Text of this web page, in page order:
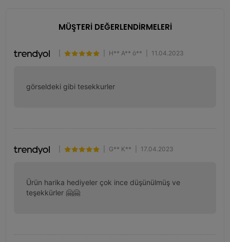
MÜŞTERİ DEĞERLENDİRMELERİ
H** A** ö** 11.04.2023
görseldeki gibi tesekkurler
G** K** 17.04.2023
Ürün harika hediyeler çok ince düşünülmüş ve
teşekkürler 🤗🤗